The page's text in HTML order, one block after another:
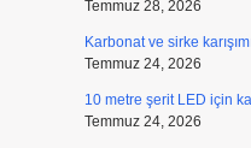
Temmuz 28, 2026
Karbonat ve sirke
Temmuz 24, 2026
10 metre şerit LED için
Temmuz 24, 2026